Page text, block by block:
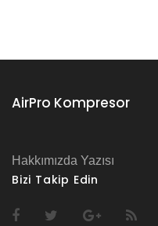
AirPro Kompresor
Hakkımızda Yazısı
Bizi Takip Edin